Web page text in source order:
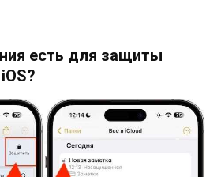
есть для защиты